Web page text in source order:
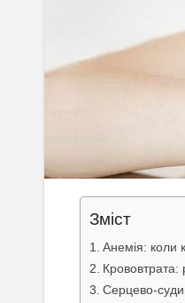
Зміст
Анемія: коли
Крововтрата:
Серцево-